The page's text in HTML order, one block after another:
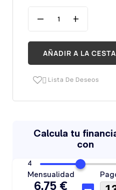
AÑADIR A LA CESTA
 Lista De Deseos